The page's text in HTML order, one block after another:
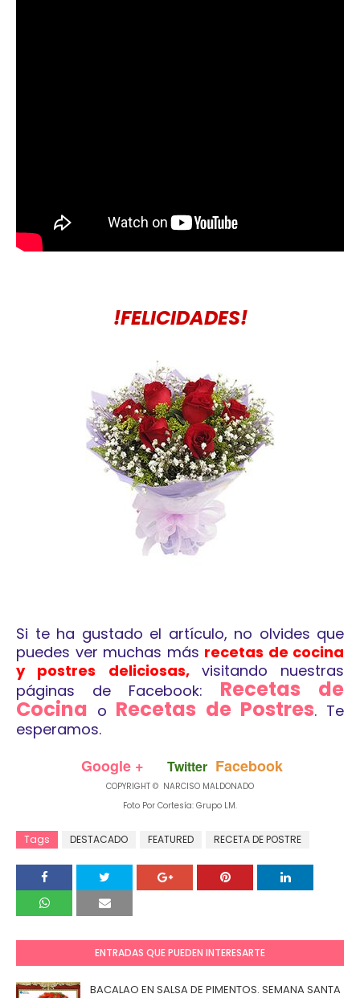
!FELICIDADES!
Si te ha gustado el artículo, no olvides que
puedes ver muchas más recetas de cocina
y postres
deliciosas,visitando nuestras
páginas de Facebook: Recetas de
Cocina o Recetas de Postres. Te
esperamos.
Google + Twitter Facebook
COPYRIGHT © NARCISO MALDONADO
Foto Por Cortesía: Grupo LM.
Tags DESTACADO FEATURED RECETA DE POSTRE
ENTRADAS QUE PUEDEN INTERESARTE
BACALAO EN SALSA DE PIMENTOS. SEMANA SANTA